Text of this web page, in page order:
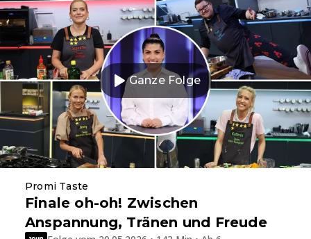
Ganze Folge
Promi Taste
Finale oh-oh! Zwischen
Anspannung, Tränen und Freude